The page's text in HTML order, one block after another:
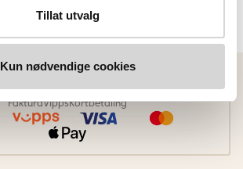
Tillat utvalg
Kun nødvendige cookies
FakturaVippsKortbetaling